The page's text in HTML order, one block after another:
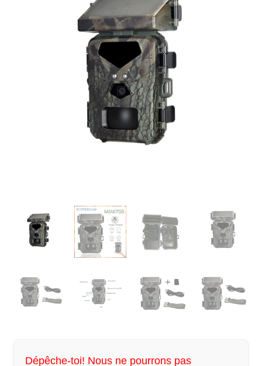
Dépêche-toi! Nous ne pourrons pas